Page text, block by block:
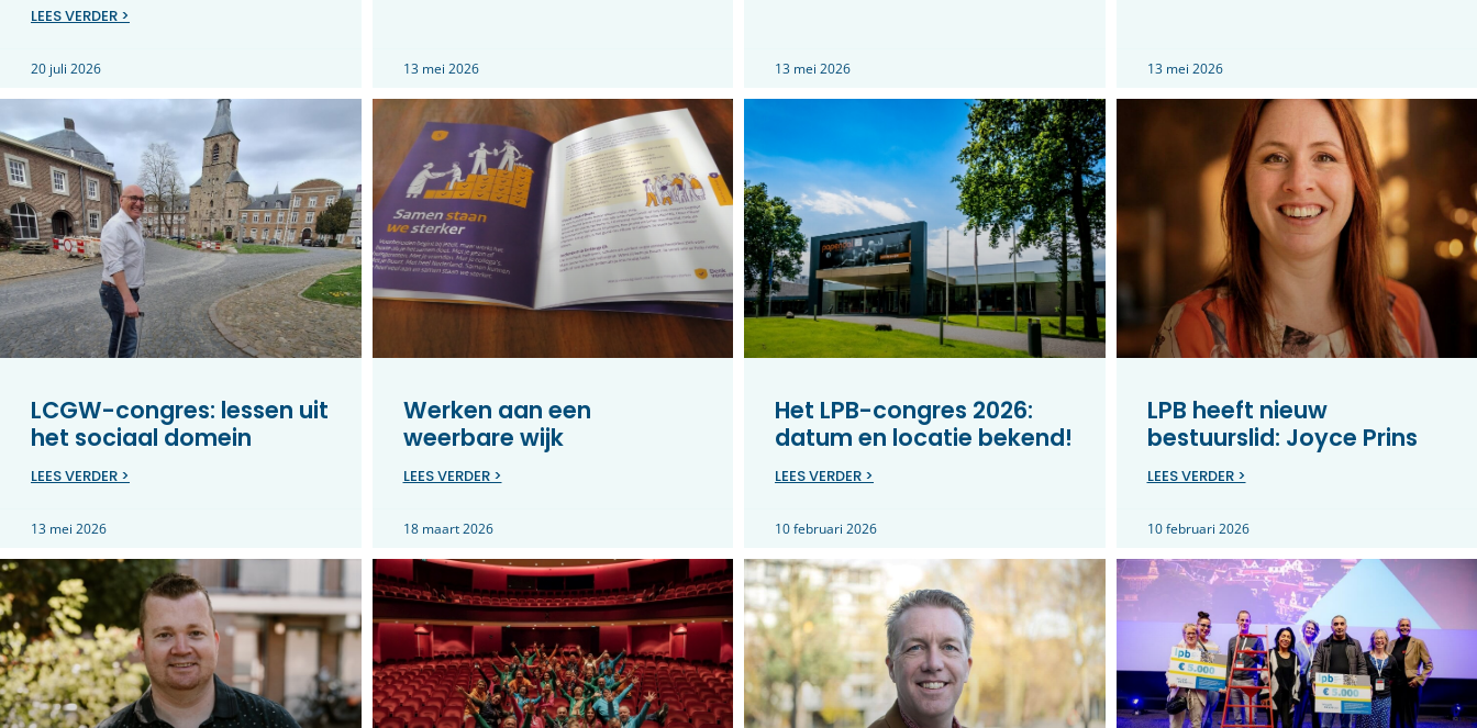
LEES VERDER >
20 juli 2026 13 mei 2026 13 mei 2026 13 mei 2026
LCGW-congres: lessen uit
het sociaal domein
LEES VERDER >
13 mei 2026
Werken aan een
weerbare wijk
LEES VERDER >
18 maart 2026
Het LPB-congres 2026:
datum en locatie bekend!
LEES VERDER >
10 februari 2026
LPB heeft nieuw
bestuurslid: Joyce Prins
LEES VERDER >
10 februari 2026